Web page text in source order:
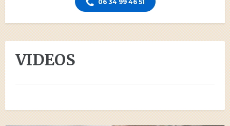
06 34 99 46 51
VIDEOS